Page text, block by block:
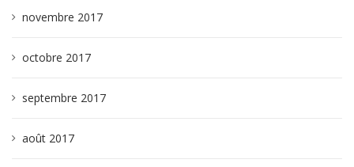
novembre 2017
octobre 2017
septembre 2017
août 2017